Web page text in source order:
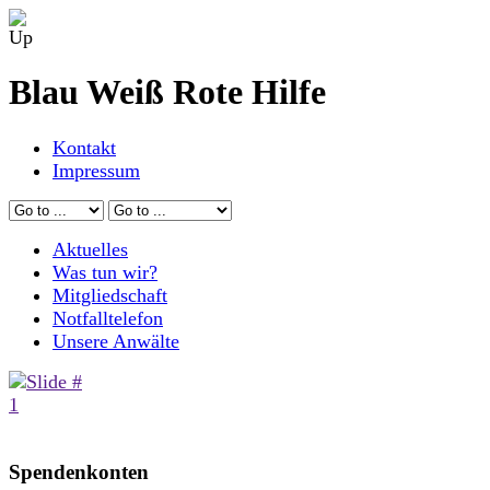
Blau Weiß Rote Hilfe
Kontakt
Impressum
Aktuelles
Was tun wir?
Mitgliedschaft
Notfalltelefon
Unsere Anwälte
Spendenkonten